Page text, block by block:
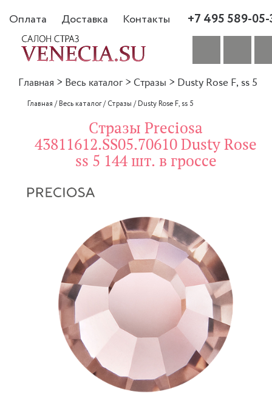
Оплата Доставка Контакты +7 495 589-
Главная > Весь каталог > Стразы > Dusty Rose F, ss 5
Главная /Весь каталог/Стразы /Dusty Rose F, ss 5
Стразы Preciosa
43811612.SS05.70610 Dusty Rose
ss 5 144 шт. в гроссе